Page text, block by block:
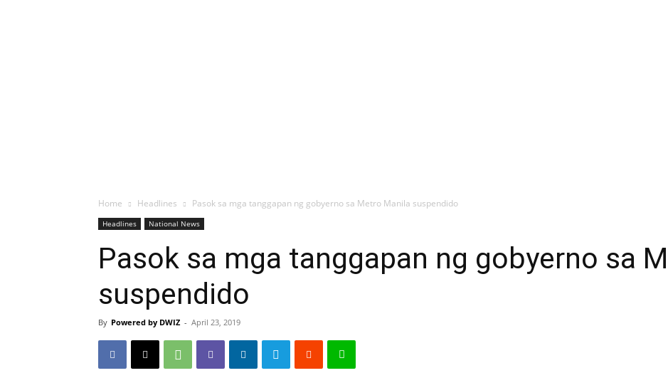
Home Headlines Pasok sa mga tanggapan ng gobyerno sa Metro Manila suspendido
Headlines National News
Pasok sa mga tanggapan ng gobyerno sa
suspendido
By Powered by DWIZ - April 23, 2019